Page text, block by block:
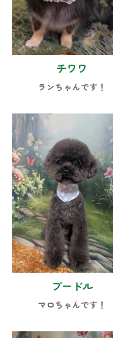
チワワ
ランちゃんです！
プードル
マロちゃんです！